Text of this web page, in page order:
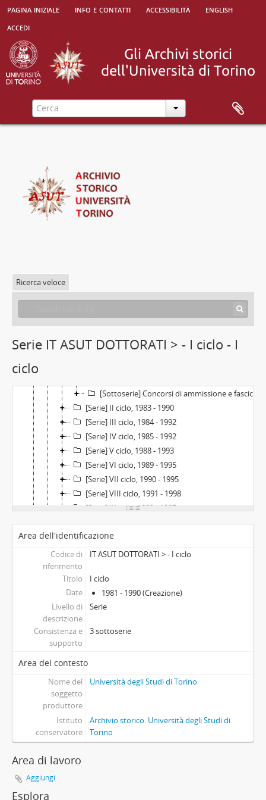
pagina iniziale info e contatti accessibilità
english
accedi
Ricerca veloce
Serie IT ASUT DOTTORATI > - I ciclo - I
ciclo
[Fondo] Università degli Studi di Torino (1946-), 1946 - ?
[Sub-fondo] Corrispondenza, 1946 - 1967
[Sub-fondo] Gestione del personale, 1946 - 1983
[Sub-fondo] Gestione patrimoniale, 1946 - 2004
[Sub-fondo] Comunicazione e Relazioni esterne
[Sub-fondo] Facoltà di Giurisprudenza (1946 - 1984-10-25), 1946 - 1984-10-25
[Sub-fondo] Facoltà di Lettere e filosofia, 1946 -
[Sub-fondo] Facoltà di Lingue e letterature straniere, 1997 - 2007
[Sub-fondo] Facoltà di Scienze politiche
[Sub-fondo] Scuole interfacoltà di Criminologia, Antropologia criminale, Diritto penale, 1929 - 1935
[Serie] I ciclo, 1981 - 1990
[Sottoserie] Concorsi di ammissione e fascicoli dei dottorandi, 1983 - 1990
[Serie] II ciclo, 1983 - 1990
[Serie] III ciclo, 1984 - 1992
[Serie] IV ciclo, 1985 - 1992
[Serie] V ciclo, 1988 - 1993
[Serie] VI ciclo, 1989 - 1995
[Serie] VII ciclo, 1990 - 1995
[Serie] VIII ciclo, 1991 - 1998
[Serie] IX ciclo, 1992 - 1997
[Serie] Verbali e relazioni dei Collegi di dottorato I-IX ciclo, 1984 - 1996
[Serie] Convenzioni per l'attivazione di corsi di dottorato, 1982 - 1994
[Serie] Decreti rettorali, 1983 - 1994
[Fondo] Centri
[Fondo] Università degli Studi di Torino (1984-), 1984-01-01 -
[Raccolta] Dispense dei corsi universitari, 1906 - 1971
Area dell'identificazione
Codice di
riferimento
IT ASUT DOTTORATI > - I ciclo
Titolo
I ciclo
Date
1981 - 1990 (Creazione)
Livello di
descrizione
Serie
Consistenza e
supporto
3 sottoserie
Area del contesto
Nome del
soggetto
produttore
Università degli Studi di Torino
Istituto
conservatore
Archivio storico. Università degli Studi di
Torino
Area di lavoro
Aggiungi
Esplora